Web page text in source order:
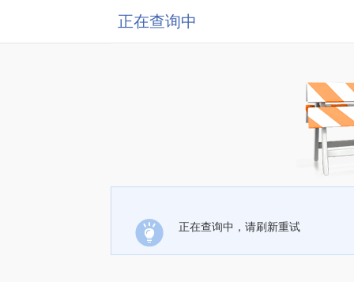
正在查询中
正在查询中，请刷新重试